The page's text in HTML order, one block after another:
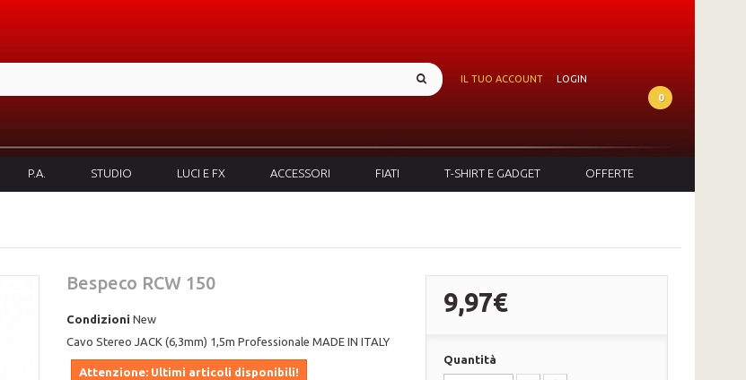
IL TUO ACCOUNT
LOGIN
0
P.A. STUDIO LUCI E FX ACCESSORI FIATI T-SHIRT E GADGET OFFERTE
Bespeco RCW 150
Condizioni New
Cavo Stereo JACK (6,3mm) 1,5m Professionale MADE IN ITALY
Attenzione: Ultimi articoli disponibili!
9,97€
Quantità